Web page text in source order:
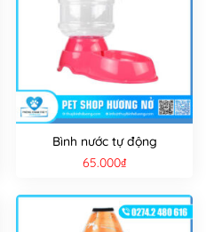
Bình nước tự động
65.000₫